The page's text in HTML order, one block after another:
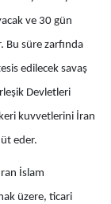
ve 30 gün
Bu süre zarfında
edilecek savaş
Devletleri
kuvvetlerini İran
eder.
İslam
üzere, ticari